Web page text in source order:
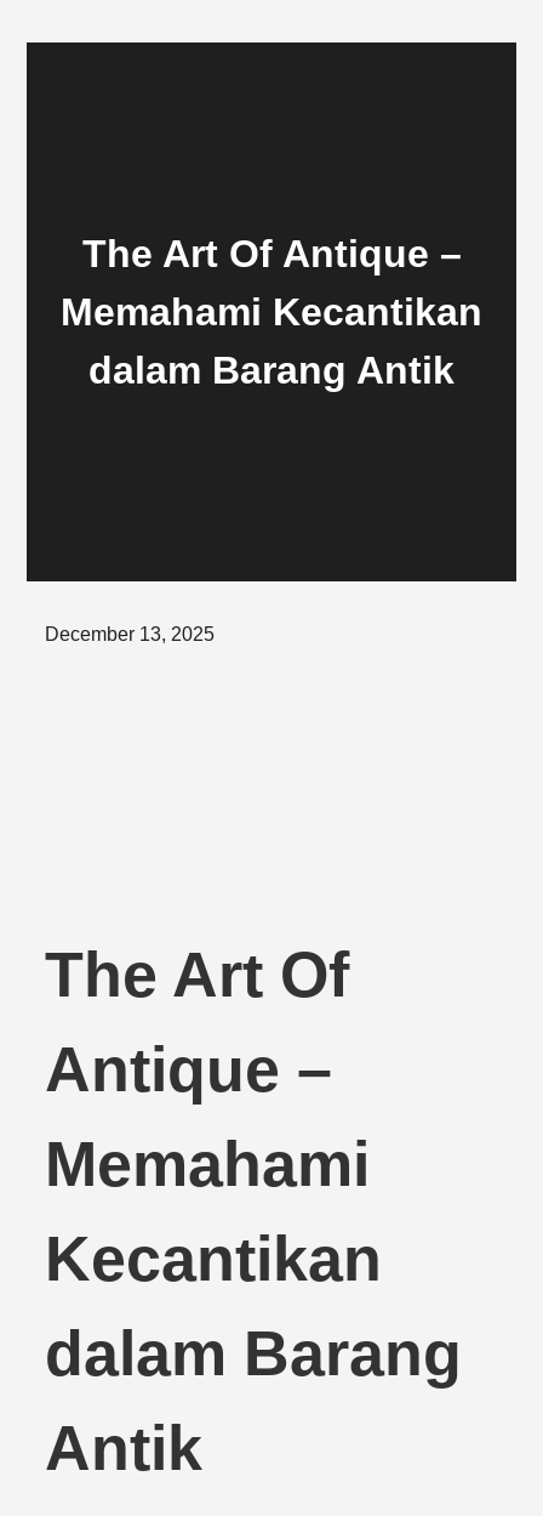
The Art Of Antique –
Memahami Kecantikan
dalam Barang Antik
Posted
December 13, 2025
The Art Of
Antique –
Memahami
Kecantikan
dalam Barang
Antik